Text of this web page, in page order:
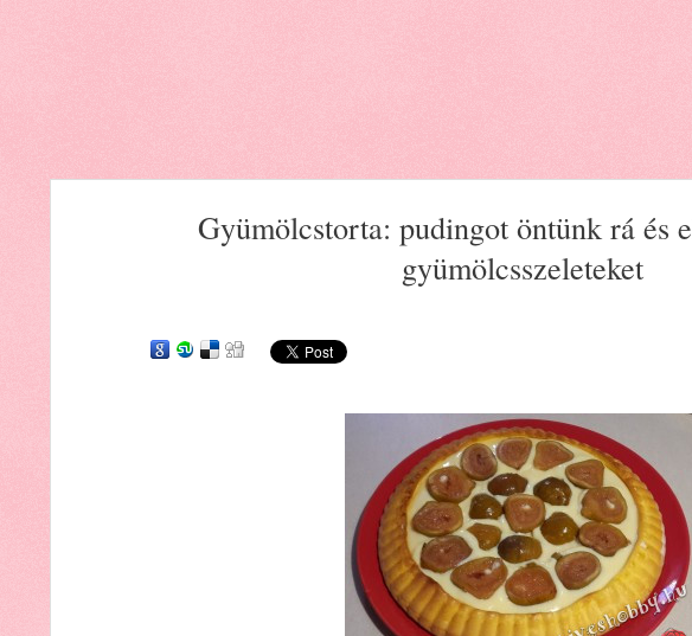
Gyümölcstorta: pudingot öntünk rá és
gyümölcsszeleteket